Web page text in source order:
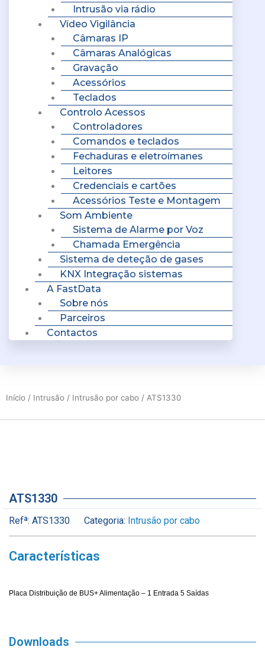
Intrusão via rádio
Vídeo Vigilância
Câmaras IP
Câmaras Analógicas
Gravação
Acessórios
Teclados
Controlo Acessos
Controladores
Comandos e teclados
Fechaduras e eletroímanes
Leitores
Credenciais e cartões
Acessórios Teste e Montagem
Som Ambiente
Sistema de Alarme por Voz
Chamada Emergência
Sistema de deteção de gases
KNX Integração sistemas
A FastData
Sobre nós
Parceiros
Contactos
Início / Intrusão / Intrusão por cabo / ATS1330
ATS1330
Refª: ATS1330 Categoria: Intrusão por cabo
Características
Placa Distribuição de BUS+ Alimentação – 1 Entrada 5 Saídas
Downloads